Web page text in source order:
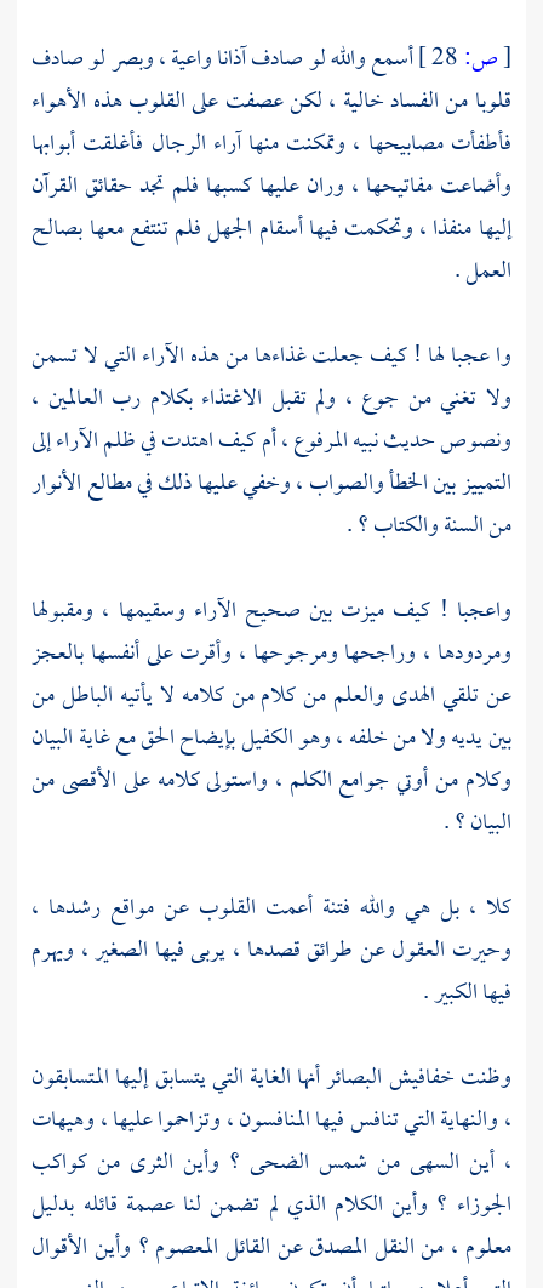
[ص:
أسمع والله لو صادف آذانا واعية ، وبصر لو صادف
قلوبا من الفساد خالية ، لكن عصفت على القلوب هذه الأهواء
فأطفأت مصابيحها ، وتمكنت منها آراء الرجال فأغلقت أبوابها
وأضاعت مفاتيحها ، وران عليها كسبها فلم تجد حقائق القرآن
إليها منفذا ، وتحكمت فيها أسقام الجهل فلم تنتفع معها بصالح
العمل .
وا عجبا لها ! كيف جعلت غذاءها من هذه الآراء التي لا تسمن
ولا تغني من جوع ، ولم تقبل الاغتذاء بكلام رب العالمين ،
ونصوص حديث نبيه المرفوع ، أم كيف اهتدت في ظلم الآراء إلى
التمييز بين الخطأ والصواب ، وخفي عليها ذلك في مطالع الأنوار
من السنة والكتاب ؟ .
واعجبا ! كيف ميزت بين صحيح الآراء وسقيمها ، ومقبولها
ومردودها ، وراجحها ومرجوحها ، وأقرت على أنفسها بالعجز
عن تلقي الهدى والعلم من كلام من كلامه لا يأتيه الباطل من
بين يديه ولا من خلفه ، وهو الكفيل بإيضاح الحق مع غاية البيان
وكلام من أوتي جوامع الكلم ، واستولى كلامه على الأقصى من
البيان ؟ .
كلا ، بل هي والله فتنة أعمت القلوب عن مواقع رشدها ،
وحيرت العقول عن طرائق قصدها ، يربى فيها الصغير ، ويهرم
فيها الكبير .
وظنت خفافيش البصائر أنها الغاية التي يتسابق إليها المتسابقون
، والنهاية التي تنافس فيها المنافسون ، وتزاحموا عليها ، وهيهات
، أين السهى من شمس الضحى ؟ وأين الثرى من كواكب
الجوزاء ؟ وأين الكلام الذي لم تضمن لنا عصمة قائله بدليل
معلوم ، من النقل المصدق عن القائل المعصوم ؟ وأين الأقوال